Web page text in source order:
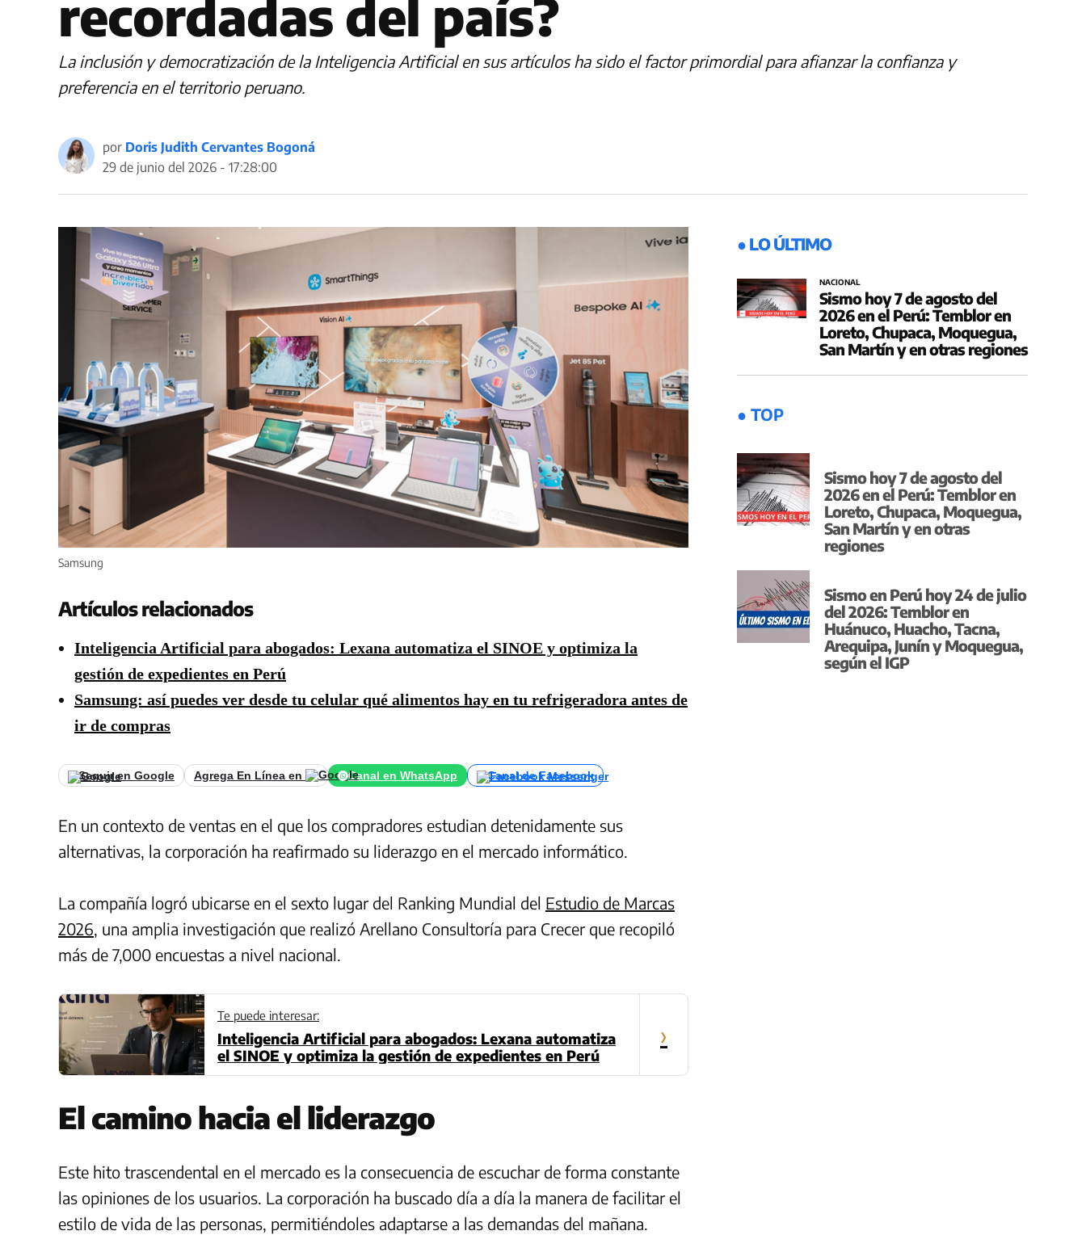
recordadas del país?
La inclusión y democratización de la Inteligencia Artificial en sus artículos ha sido el factor primordial para afianzar la confianza y
preferencia en el territorio peruano.
por Doris Judith Cervantes Bogoná
29 de junio del 2026 - 17:28:00
Samsung
Artículos relacionados
Inteligencia Artificial para abogados: Lexana automatiza el SINOE y optimiza la
gestión de expedientes en Perú
Samsung: así puedes ver desde tu celular qué alimentos hay en tu refrigeradora antes de
ir de compras
Seguir en Google Agrega En Línea en Canal en WhatsApp Canal de Facebook
En un contexto de ventas en el que los compradores estudian detenidamente sus
alternativas, la corporación ha reafirmado su liderazgo en el mercado informático.
La compañía logró ubicarse en el sexto lugar del Ranking Mundial del Estudio de Marcas
2026, una amplia investigación que realizó Arellano Consultoría para Crecer que recopiló
más de 7,000 encuestas a nivel nacional.
Te puede interesar:
Inteligencia Artificial para abogados: Lexana automatiza
el SINOE y optimiza la gestión de expedientes en Perú
›
El camino hacia el liderazgo
Este hito trascendental en el mercado es la consecuencia de escuchar de forma constante
las opiniones de los usuarios. La corporación ha buscado día a día la manera de facilitar el
estilo de vida de las personas, permitiéndoles adaptarse a las demandas del mañana.
● LO ÚLTIMO
NACIONAL
Sismo hoy 7 de agosto del
2026 en el Perú: Temblor en
Loreto, Chupaca, Moquegua,
San Martín y en otras regiones
● TOP
Sismo hoy 7 de agosto del
2026 en el Perú: Temblor en
Loreto, Chupaca, Moquegua,
San Martín y en otras
regiones
Sismo en Perú hoy 24 de julio
del 2026: Temblor en
Huánuco, Huacho, Tacna,
Arequipa, Junín y Moquegua,
según el IGP